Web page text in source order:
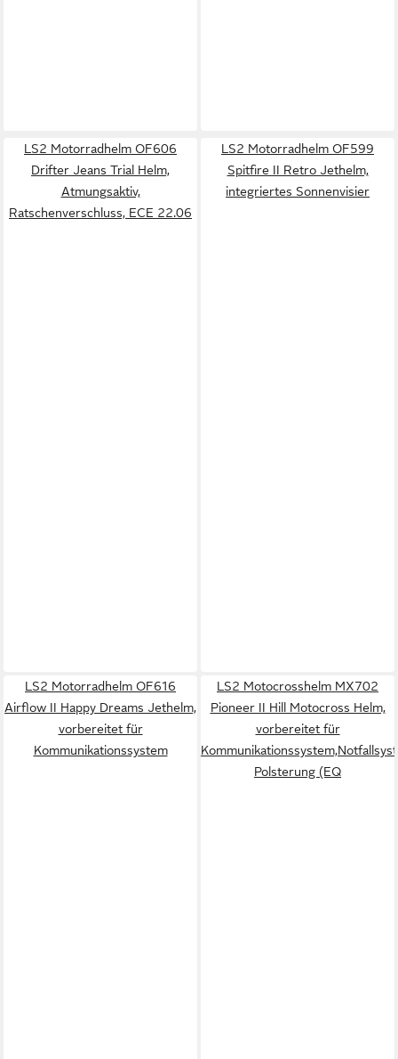
LS2 Motorradhelm OF606
Drifter Jeans Trial Helm,
Atmungsaktiv,
Ratschenverschluss, ECE 22.06
LS2 Motorradhelm OF599
Spitfire II Retro Jethelm,
integriertes Sonnenvisier
LS2 Motorradhelm OF616
Airflow II Happy Dreams Jethelm,
vorbereitet für
Kommunikationssystem
LS2 Motocrosshelm MX702
Pioneer II Hill Motocross Helm,
vorbereitet für
Polsterung (EQ